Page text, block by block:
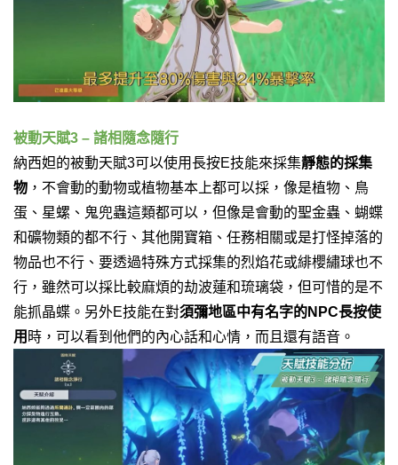
被動天賦3 – 諸相隨念隨行
納西妲的被動天賦3可以使用長按E技能來採集靜態的採集
物 ，不會動的動物或植物基本上都可以採，像是植物、鳥
蛋、星螺、鬼兜蟲這類都可以，但像是會動的聖金蟲、蝴蝶
和礦物類的都不行、其他開寶箱、任務相關或是打怪掉落的
物品也不行、要透過特殊方式採集的烈焰花或緋櫻繡球也不
行，雖然可以採比較麻煩的劫波蓮和琉璃袋，但可惜的是不
能抓晶蝶。 另外E技能在對須彌地區中有名字的NPC長按使
用 時，可以看到他們的內心話和心情，而且還有語音。